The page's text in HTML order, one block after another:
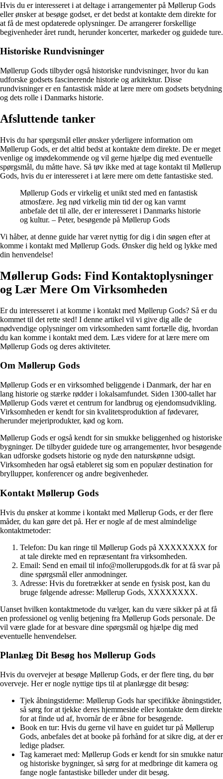
Hvis du er interesseret i at deltage i arrangementer på Møllerup Gods
eller ønsker at besøge godset, er det bedst at kontakte dem direkte for
at få de mest opdaterede oplysninger. De arrangerer forskellige
begivenheder året rundt, herunder koncerter, markeder og guidede ture.
Historiske Rundvisninger
Møllerup Gods tilbyder også historiske rundvisninger, hvor du kan
udforske godsets fascinerende historie og arkitektur. Disse
rundvisninger er en fantastisk måde at lære mere om godsets betydning
og dets rolle i Danmarks historie.
Afsluttende tanker
Hvis du har spørgsmål eller ønsker yderligere information om
Møllerup Gods, er det altid bedst at kontakte dem direkte. De er meget
venlige og imødekommende og vil gerne hjælpe dig med eventuelle
spørgsmål, du måtte have. Så tøv ikke med at tage kontakt til Møllerup
Gods, hvis du er interesseret i at lære mere om dette fantastiske sted.
Møllerup Gods er virkelig et unikt sted med en fantastisk
atmosfære. Jeg nød virkelig min tid der og kan varmt
anbefale det til alle, der er interesseret i Danmarks historie
og kultur. – Peter, besøgende på Møllerup Gods
Vi håber, at denne guide har været nyttig for dig i din søgen efter at
komme i kontakt med Møllerup Gods. Ønsker dig held og lykke med
din henvendelse!
Møllerup Gods: Find Kontaktoplysninger
og Lær Mere Om Virksomheden
Er du interesseret i at komme i kontakt med Møllerup Gods? Så er du
kommet til det rette sted! I denne artikel vil vi give dig alle de
nødvendige oplysninger om virksomheden samt fortælle dig, hvordan
du kan komme i kontakt med dem. Læs videre for at lære mere om
Møllerup Gods og deres aktiviteter.
Om Møllerup Gods
Møllerup Gods er en virksomhed beliggende i Danmark, der har en
lang historie og stærke rødder i lokalsamfundet. Siden 1300-tallet har
Møllerup Gods været et centrum for landbrug og ejendomsudvikling.
Virksomheden er kendt for sin kvalitetsproduktion af fødevarer,
herunder mejeriprodukter, kød og korn.
Møllerup Gods er også kendt for sin smukke beliggenhed og historiske
bygninger. De tilbyder guidede ture og arrangementer, hvor besøgende
kan udforske godsets historie og nyde den naturskønne udsigt.
Virksomheden har også etableret sig som en populær destination for
bryllupper, konferencer og andre begivenheder.
Kontakt Møllerup Gods
Hvis du ønsker at komme i kontakt med Møllerup Gods, er der flere
måder, du kan gøre det på. Her er nogle af de mest almindelige
kontaktmetoder:
Telefon: Du kan ringe til Møllerup Gods på XXXXXXXX for
at tale direkte med en repræsentant fra virksomheden.
Email: Send en email til info@mollerupgods.dk for at få svar på
dine spørgsmål eller anmodninger.
Adresse: Hvis du foretrækker at sende en fysisk post, kan du
bruge følgende adresse: Møllerup Gods, XXXXXXXX.
Uanset hvilken kontaktmetode du vælger, kan du være sikker på at få
en professionel og venlig betjening fra Møllerup Gods personale. De
vil være glade for at besvare dine spørgsmål og hjælpe dig med
eventuelle henvendelser.
Planlæg Dit Besøg hos Møllerup Gods
Hvis du overvejer at besøge Møllerup Gods, er der flere ting, du bør
overveje. Her er nogle nyttige tips til at planlægge dit besøg:
Tjek åbningstiderne: Møllerup Gods har specifikke åbningstider,
så sørg for at tjekke deres hjemmeside eller kontakte dem direkte
for at finde ud af, hvornår de er åbne for besøgende.
Book en tur: Hvis du gerne vil have en guidet tur på Møllerup
Gods, anbefales det at booke på forhånd for at sikre dig, at der er
ledige pladser.
Tag kameraet med: Møllerup Gods er kendt for sin smukke natur
og historiske bygninger, så sørg for at medbringe dit kamera og
fange nogle fantastiske billeder under dit besøg.